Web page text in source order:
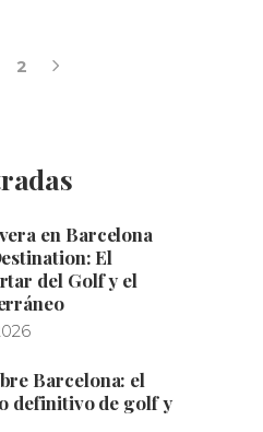
2
en Barcelona
El
del Golf y el
Barcelona: el
definitivo de golf y